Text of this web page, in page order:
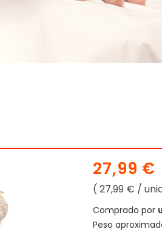
27,99 €
( 27,99 € /
Comprado por
Peso